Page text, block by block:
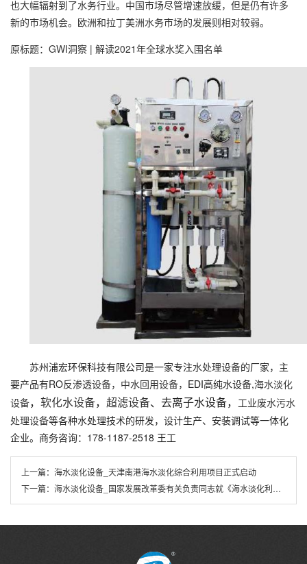
也大幅辐射到了水务行业。中国市场尽管增速放缓，但是仍有许多
新的市场机会。欧洲和拉丁美洲水务市场的发展则相对较弱。
原标题：GWI洞察 | 解读2021年全球水奖入围名单
苏州浦宏环保科技有限公司是一家专注水处理设备的厂家，主
要产品有RO反渗透设备， 中水回用设备，EDI高纯水设备,海水淡化
设备， 软化水设备， 超滤设备、去离子水设备， 工业废水污水
处理设备等各种水处理技术的研发，设计生产、安装调试等一体化
企业。商务咨询：178-1187-2518 王工
上一篇： 海水淡化设备_天津南港海水淡化综合利用项目正式启动
下一篇： 海水淡化设备_国家发展改革委有关负责同志就《海水淡化利用发展行动计划（2021—2025年）》答记者问